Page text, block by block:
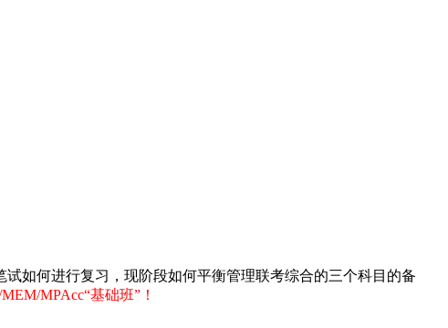
如何进行复习，现阶段如何平衡管理联考综合的三个科目的备
MPAcc“基础班”！